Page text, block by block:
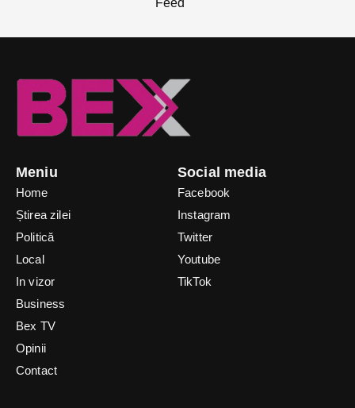
Meniu
Home
Știrea zilei
Politică
Local
In vizor
Business
Bex TV
Opinii
Contact
Social media
Facebook
Instagram
Twitter
Youtube
TikTok